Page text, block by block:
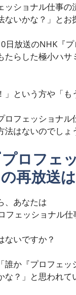
ッショナル仕事
ないかな？」 とお
日放送のNHK『
たらした極小ハ
という方や 「
ロフェッショナ
法はないのでしょ
ロフェ
再放送
、あなたは
フェッショナル
ないですか？
誰か『プロフェ
な？」と思われて